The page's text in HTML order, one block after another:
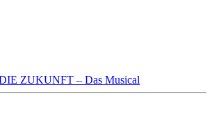
ZUKUNFT – Das Musical